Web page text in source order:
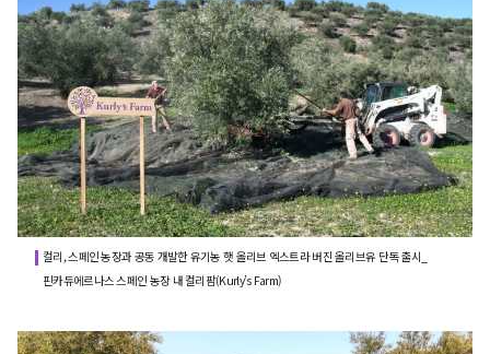
컬리, 스페인 농장과 공동 개발한 유기농 햇 올리브 엑스트라 버진 올리브유 단독 출시_
핀카듀에르나스 스페인 농장 내 컬리팜(Kurly’s Farm)